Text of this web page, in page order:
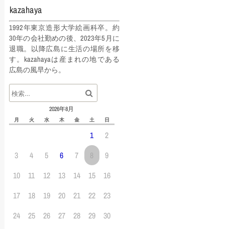
の
ペ
ー
ジ
送
り
kazahaya
1992年東京造形大学絵画科卒。約
30年の会社勤めの後、2023年5月に
退職。以降広島に生活の場所を移
す。kazahayaは産まれの地である
広島の風早から。
2026年8月
月 火 水 木 金 土 日
1
2
3
4 5 6 7 8
9
10
11 12 13 14 15
16
17
18 19 20 21 22
23
24
25 26 27 28 29
30